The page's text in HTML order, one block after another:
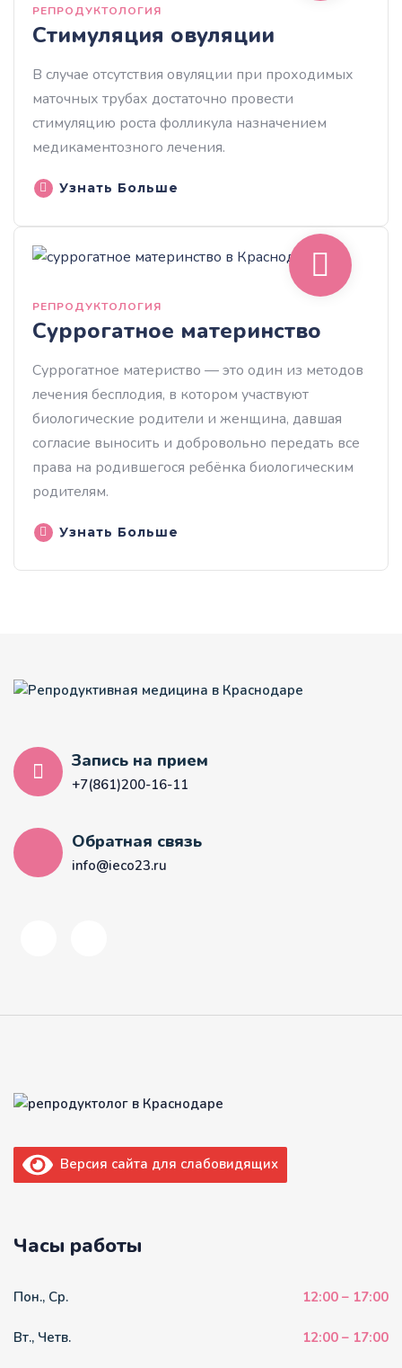
РЕПРОДУКТОЛОГИЯ
Стимуляция овуляции
В случае отсутствия овуляции при проходимых
маточных трубах достаточно провести
стимуляцию роста фолликула назначением
медикаментозного лечения.
Узнать Больше
РЕПРОДУКТОЛОГИЯ
Суррогатное материнство
Суррогатное материство — это один из методов
лечения бесплодия, в котором участвуют
биологические родители и женщина, давшая
согласие выносить и добровольно передать все
права на родившегося ребёнка биологическим
родителям.
Узнать Больше
Запись на прием
+7(861)200-16-11
Обратная связь
info@ieco23.ru
Версия сайта для слабовидящих
Часы работы
Пон., Ср. 12:00 – 17:00
Вт., Четв. 12:00 – 17:00